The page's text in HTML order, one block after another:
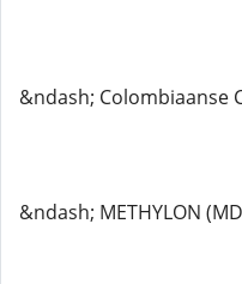
&ndash; Colombiaanse
&ndash; METHYLON